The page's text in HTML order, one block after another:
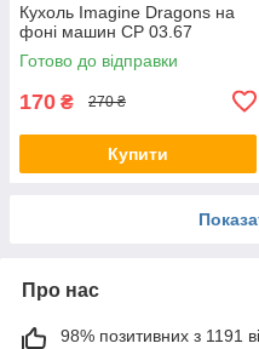
Кухоль Imagine Dragons на
фоні машин CP 03.67
Готово до відправки
170 ₴ 270 ₴
Купити
Про нас
98% позитивних з 1191